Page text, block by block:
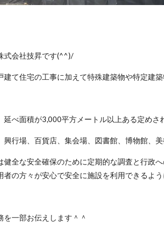
式会社技昇です(^^)/
て住宅の工事に加えて特殊建築物や特定建
延べ面積が3,000平方メートル以上ある定めさ
興行場、百貨店、集会場、図書館、博物館、
健全な安全確保のために定期的な調査と行政
の方々が安心で安全に施設を利用できるよう
一部お伝えします＾＾